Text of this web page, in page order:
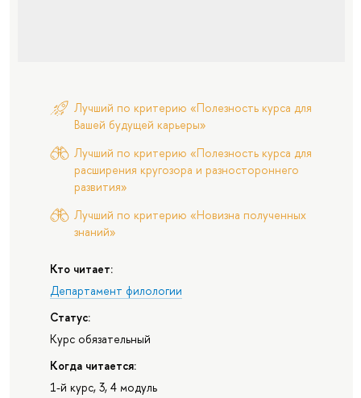
Лучший по критерию «Полезность курса для
Вашей будущей карьеры»
Лучший по критерию «Полезность курса для
расширения кругозора и разностороннего
развития»
Лучший по критерию «Новизна полученных
знаний»
Кто читает:
Департамент филологии
Статус:
Курс обязательный
Когда читается:
1-й курс, 3, 4 модуль